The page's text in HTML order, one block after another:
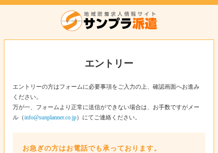
エントリー
エントリーの方はフォームに必要事項をご入力の上、確認画面へお進み
ください。
万が一、フォームより正常に送信ができない場合は、お手数ですがメー
ル（info@sunplanner.co.jp）にてご連絡ください。
お急ぎの方はお電話でも承っております。